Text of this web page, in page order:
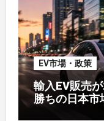
EV市場・政策
輸入EV販売
勝ちの日本市